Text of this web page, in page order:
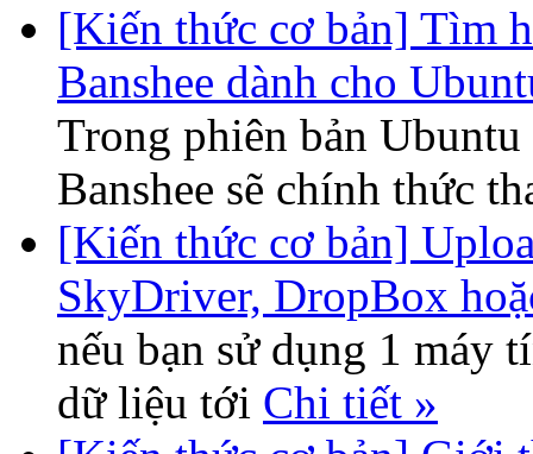
[Kiến thức cơ bản] Tìm
Banshee dành cho
Trong phiên bản
Banshee sẽ chính thức
[Kiến thức cơ bản]
SkyDriver, DropBox
nếu bạn sử dụng 1 máy
dữ liệu tới Chi tiết »